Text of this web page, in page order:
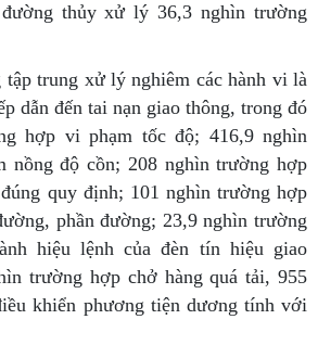
thủy xử lý 36,3 nghìn trường
tập trung xử lý nghiêm các hành vi là
dẫn đến tai nạn giao thông, trong đó
hợp vi phạm tốc độ; 416,9 nghìn
nồng độ cồn; 208 nghìn trường hợp
quy định; 101 nghìn trường hợp
phần đường; 23,9 nghìn trường
hiệu lệnh của đèn tín hiệu giao
trường hợp chở hàng quá tải, 955
khiển phương tiện dương tính với